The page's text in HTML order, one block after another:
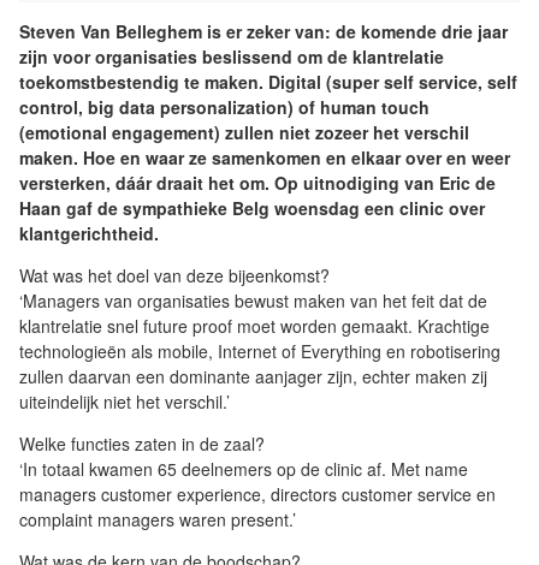
Steven Van Belleghem is er zeker van: de komende drie jaar
zijn voor organisaties beslissend om de klantrelatie
toekomstbestendig te maken. Digital (super self service, self
control, big data personalization) of human touch
(emotional engagement) zullen niet zozeer het verschil
maken. Hoe en waar ze samenkomen en elkaar over en weer
versterken, dáár draait het om. Op uitnodiging van Eric de
Haan gaf de sympathieke Belg woensdag een clinic over
klantgerichtheid.
Wat was het doel van deze bijeenkomst?
‘Managers van organisaties bewust maken van het feit dat de
klantrelatie snel future proof moet worden gemaakt. Krachtige
technologieën als mobile, Internet of Everything en robotisering
zullen daarvan een dominante aanjager zijn, echter maken zij
uiteindelijk niet het verschil.’
Welke functies zaten in de zaal?
‘In totaal kwamen 65 deelnemers op de clinic af. Met name
managers customer experience, directors customer service en
complaint managers waren present.’